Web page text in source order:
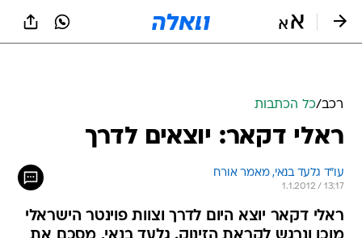
רכב/כל הכתבות
ראלי דקאר: יוצאים לדרך
עו"ד גלעד בנאי, מאמר אורח
1.1.2012 / 13:17
ראלי דקאר יוצא היום לדרך וצוות פוינטר הישראלי